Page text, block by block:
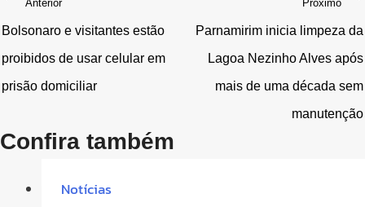
de
Post
Anterior
Bolsonaro e visitantes estão
proibidos de usar celular em
prisão domiciliar
Próximo
Parnamirim inicia limpeza da
Lagoa Nezinho Alves após
mais de uma década sem
manutenção
Confira também
Notícias